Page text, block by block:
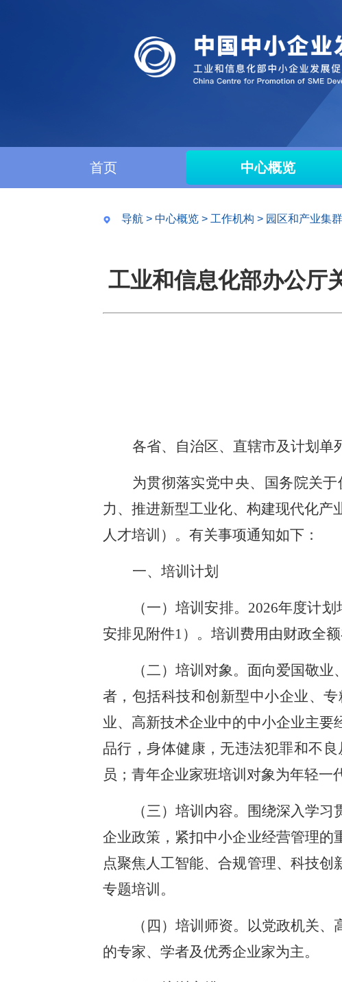
首页 中心概览
导航 > 中心概览 > 工作机构 > 园区和产业集
工业和信息化部办公厅
各省、自治区、直辖市及计划单
为贯彻落实党中央、国务院关
力、推进新型工业化、构建现代化产
人才培训）。有关事项通知如下：
一、培训计划
（一）培训安排。2026年度计
安排见附件1）。培训费用由财政全
（二）培训对象。面向爱国敬
者，包括科技和创新型中小企业、
业、高新技术企业中的中小企业主
品行，身体健康，无违法犯罪和不
员；青年企业家班培训对象为年轻一
（三）培训内容。围绕深入学
企业政策，紧扣中小企业经营管理
点聚焦人工智能、合规管理、科技
专题培训。
（四）培训师资。以党政机关
的专家、学者及优秀企业家为主。